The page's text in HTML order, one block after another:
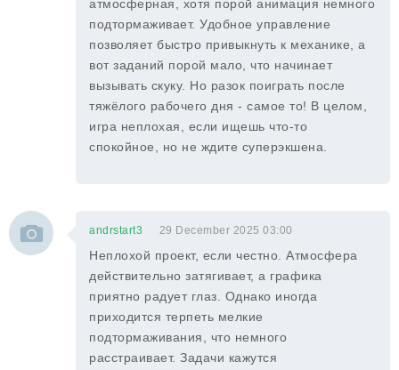
атмосферная, хотя порой анимация немного
подтормаживает. Удобное управление
позволяет быстро привыкнуть к механике, а
вот заданий порой мало, что начинает
вызывать скуку. Но разок поиграть после
тяжёлого рабочего дня - самое то! В целом,
игра неплохая, если ищешь что-то
спокойное, но не ждите суперэкшена.
andrstart3 29 December 2025 03:00
Неплохой проект, если честно. Атмосфера
действительно затягивает, а графика
приятно радует глаз. Однако иногда
приходится терпеть мелкие
подтормаживания, что немного
расстраивает. Задачи кажутся